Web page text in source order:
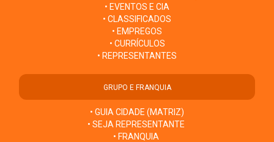
• EVENTOS E CIA
• CLASSIFICADOS
• EMPREGOS
• CURRÍCULOS
• REPRESENTANTES
GRUPO E FRANQUIA
• GUIA CIDADE (MATRIZ)
• SEJA REPRESENTANTE
• FRANQUIA